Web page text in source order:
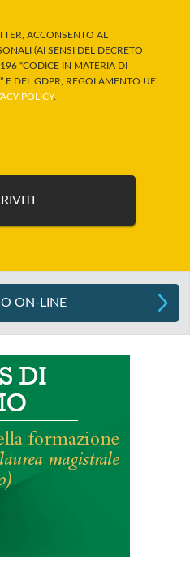
ACCONSENTO AL
(AI SENSI DEL DECRETO
“CODICE IN MATERIA DI
E DEL GDPR, REGOLAMENTO UE
POLICY.
ON-LINE